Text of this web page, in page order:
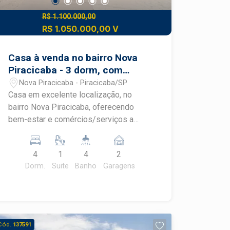
R$ 1.100.000,00
R$ 1.050.000,00 V
Casa à venda no bairro Nova
Piracicaba - 3 dorm, com
opção de um dorm/escritório
no pav. terreo
Nova Piracicaba - Piracicaba/SP
Casa em excelente localização, no
bairro Nova Piracicaba, oferecendo
bem-estar e comércios/serviços a
próximo à avenida Cruzeiro do Sul,
oferecendo áreas verdes e bem-estar,
além de proximidade às áreas centrais
condicionado; - Lavabo; - Cozinha
4
Dorm.
1
Suite
4
Banho
2
Garagens
137591